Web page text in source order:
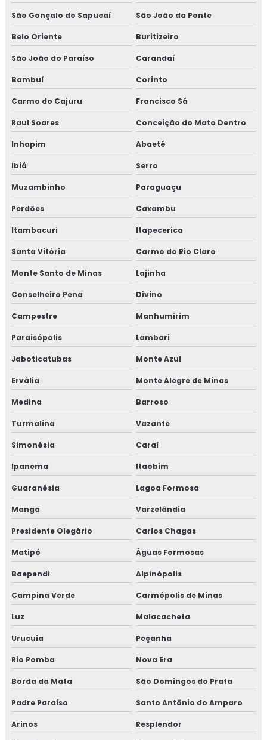
São Gonçalo do Sapucaí São João da Ponte
Belo Oriente Buritizeiro
São João do Paraíso Carandaí
Bambuí Corinto
Carmo do Cajuru Francisco Sá
Raul Soares Conceição do Mato Dentro
Inhapim Abaeté
Ibiá Serro
Muzambinho Paraguaçu
Perdões Caxambu
Itambacuri Itapecerica
Santa Vitória Carmo do Rio Claro
Monte Santo de Minas Lajinha
Conselheiro Pena Divino
Campestre Manhumirim
Paraisópolis Lambari
Jaboticatubas Monte Azul
Ervália Monte Alegre de Minas
Medina Barroso
Turmalina Vazante
Simonésia Caraí
Ipanema Itaobim
Guaranésia Lagoa Formosa
Manga Varzelândia
Presidente Olegário Carlos Chagas
Matipó Águas Formosas
Baependi Alpinópolis
Campina Verde Carmópolis de Minas
Luz Malacacheta
Urucuia Peçanha
Rio Pomba Nova Era
Borda da Mata São Domingos do Prata
Padre Paraíso Santo Antônio do Amparo
Arinos Resplendor